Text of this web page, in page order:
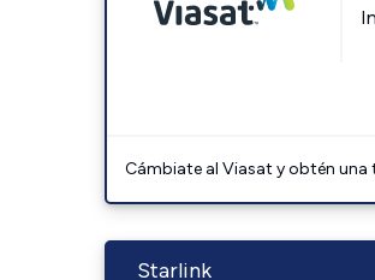
Cámbiate al Viasat y obtén
Starlink